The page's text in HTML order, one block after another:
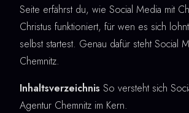
Seite erfährst du, wie Social Media mit
Christus funktioniert, für wen es sich
selbst startest. Genau dafür steht Social
Chemnitz.
Inhaltsverzeichnis So versteht sich
Agentur Chemnitz im Kern.